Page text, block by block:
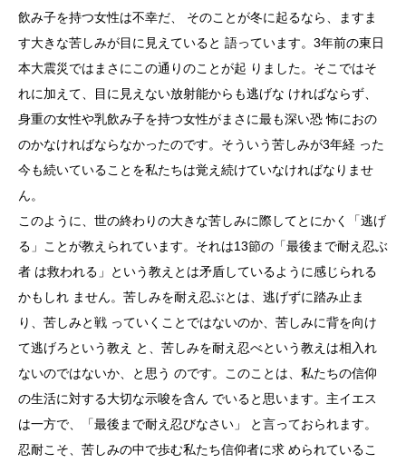
飲み子を持つ女性は不幸だ、 そのことが冬に起るなら、ますま
す大きな苦しみが目に見えていると 語っています。3年前の東日
本大震災ではまさにこの通りのことが起 りました。そこではそ
れに加えて、目に見えない放射能からも逃げな ければならず、
身重の女性や乳飲み子を持つ女性がまさに最も深い恐 怖におの
のかなければならなかったのです。そういう苦しみが3年経 った
今も続いていることを私たちは覚え続けていなければなりませ
ん。
このように、世の終わりの大きな苦しみに際してとにかく「逃げ
る」ことが教えられています。それは13節の「最後まで耐え忍ぶ
者 は救われる」という教えとは矛盾しているように感じられる
かもしれ ません。苦しみを耐え忍ぶとは、逃げずに踏み止ま
り、苦しみと戦 っていくことではないのか、苦しみに背を向け
て逃げろという教え と、苦しみを耐え忍べという教えは相入れ
ないのではないか、と思う のです。このことは、私たちの信仰
の生活に対する大切な示唆を含ん でいると思います。主イエス
は一方で、「最後まで耐え忍びなさい」 と言っておられます。
忍耐こそ、苦しみの中で歩む私たち信仰者に求 められているこ